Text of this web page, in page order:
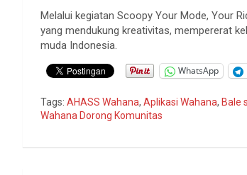
Melalui kegiatan Scoopy Your Mode, Your
yang mendukung kreativitas, mempererat
muda Indonesia.
WhatsApp
Tags: AHASS Wahana, Aplikasi Wahana, Bale
Wahana Dorong Komunitas